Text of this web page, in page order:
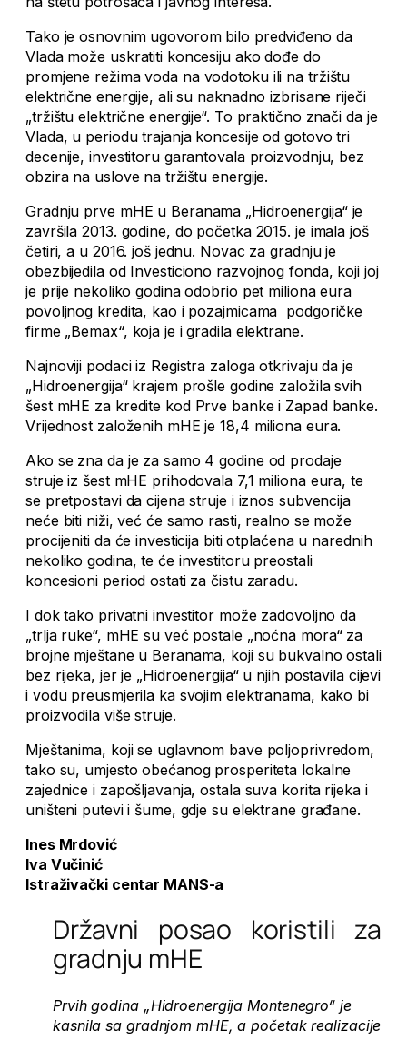
Tako je osnovnim ugovorom bilo predviđeno da
Vlada može uskratiti koncesiju ako dođe do
promjene režima voda na vodotoku ili na tržištu
električne energije, ali su naknadno izbrisane riječi
„tržištu električne energije“. To praktično znači da je
Vlada, u periodu trajanja koncesije od gotovo tri
decenije, investitoru garantovala proizvodnju, bez
obzira na uslove na tržištu energije.
Gradnju prve mHE u Beranama „Hidroenergija“ je
završila 2013. godine, do početka 2015. je imala još
četiri, a u 2016. još jednu. Novac za gradnju je
obezbijedila od Investiciono razvojnog fonda, koji joj
je prije nekoliko godina odobrio pet miliona eura
povoljnog kredita, kao i pozajmicama podgoričke
firme „Bemax“, koja je i gradila elektrane.
Najnoviji podaci iz Registra zaloga otkrivaju da je
„Hidroenergija“ krajem prošle godine založila svih
šest mHE za kredite kod Prve banke i Zapad banke.
Vrijednost založenih mHE je 18,4 miliona eura.
Ako se zna da je za samo 4 godine od prodaje
struje iz šest mHE prihodovala 7,1 miliona eura, te
se pretpostavi da cijena struje i iznos subvencija
neće biti niži, već će samo rasti, realno se može
procijeniti da će investicija biti otplaćena u narednih
nekoliko godina, te će investitoru preostali
koncesioni period ostati za čistu zaradu.
I dok tako privatni investitor može zadovoljno da
„trlja ruke“, mHE su već postale „noćna mora“ za
brojne mještane u Beranama, koji su bukvalno ostali
bez rijeka, jer je „Hidroenergija“ u njih postavila cijevi
i vodu preusmjerila ka svojim elektranama, kako bi
proizvodila više struje.
Mještanima, koji se uglavnom bave poljoprivredom,
tako su, umjesto obećanog prosperiteta lokalne
zajednice i zapošljavanja, ostala suva korita rijeka i
uništeni putevi i šume, gdje su elektrane građane.
Ines Mrdović
Iva Vučinić
Istraživački centar MANS-a
Državni posao koristili za
gradnju mHE
Prvih godina „Hidroenergija Montenegro“ je
kasnila sa gradnjom mHE, a početak realizacije